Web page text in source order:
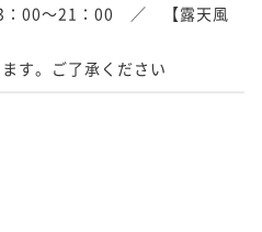
00～21：00　／　【露天風
す。ご了承ください